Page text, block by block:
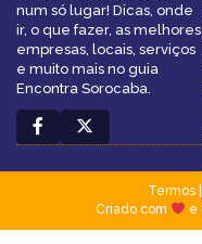
num só lugar! Dicas, onde
ir, o que fazer, as melhores
empresas, locais, serviços
e muito mais no guia
Encontra Sorocaba.
Termos|
Criado com
e